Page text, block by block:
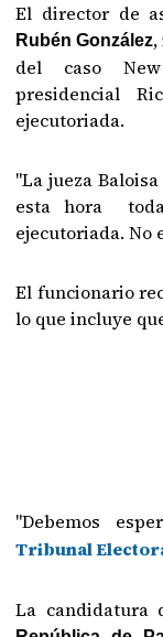
El director de
Rubén González
del caso
presidencial
ejecutoriada.
"La jueza
esta hora
ejecutoriada. No
El funcionario
lo que incluye
"Debemos
Tribunal
La candidatura